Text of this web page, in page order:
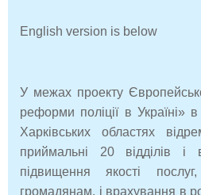
English version is below
У межах проекту
реформи поліції в Україні» в
Харківських областях
приймальні 20 відділів і
підвищення якості
громадянам, і врахування в